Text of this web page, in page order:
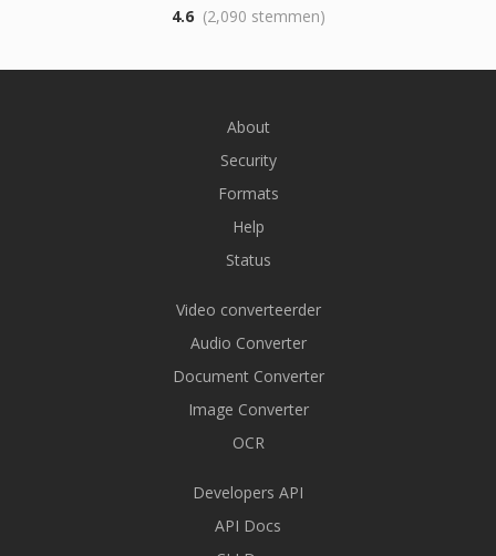
4.6 (2,090 stemmen)
About
Security
Formats
Help
Status
Video converteerder
Audio Converter
Document Converter
Image Converter
OCR
Developers API
API Docs